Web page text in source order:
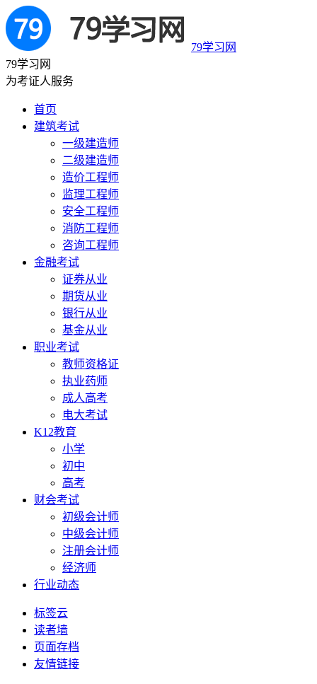
79学习网
79学习网
为考证人服务
首页
建筑考试
一级建造师
二级建造师
造价工程师
监理工程师
安全工程师
消防工程师
咨询工程师
金融考试
证券从业
期货从业
银行从业
基金从业
职业考试
教师资格证
执业药师
成人高考
电大考试
K12教育
小学
初中
高考
财会考试
初级会计师
中级会计师
注册会计师
经济师
行业动态
标签云
读者墙
页面存档
友情链接